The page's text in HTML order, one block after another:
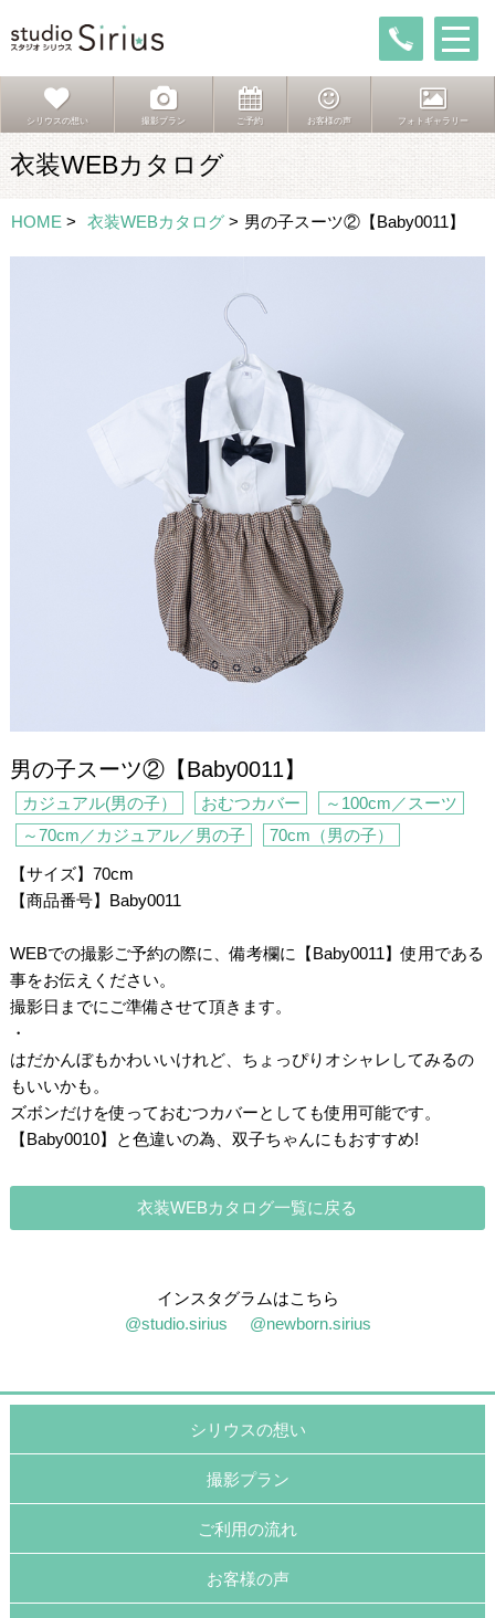
シリウスの想い 撮影プラン ご予約 お客様の声 フォトギャラリー
衣装WEBカタログ
HOME > 衣装WEBカタログ > 男の子スーツ②【Baby0011】
男の子スーツ②【Baby0011】
カジュアル(男の子） おむつカバー
～100cm／スーツ
～70cm／カジュアル／男の子
70cm（男の子）
【サイズ】70cm
【商品番号】Baby0011
WEBでの撮影ご予約の際に、備考欄に【Baby0011】使用である
事をお伝えください。
撮影日までにご準備させて頂きます。
・
はだかんぼもかわいいけれど、ちょっぴりオシャレしてみるの
もいいかも。
ズボンだけを使っておむつカバーとしても使用可能です。
【Baby0010】と色違いの為、双子ちゃんにもおすすめ!
衣装WEBカタログ一覧に戻る
インスタグラムはこちら
@studio.sirius
@newborn.sirius
シリウスの想い
撮影プラン
ご利用の流れ
お客様の声